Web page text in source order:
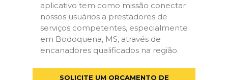
aplicativo tem como missão conectar
nossos usuários a prestadores de
serviços competentes, especialmente
em Bodoquena, MS, através de
encanadores qualificados na região.
SOLICITE UM ORÇAMENTO DE